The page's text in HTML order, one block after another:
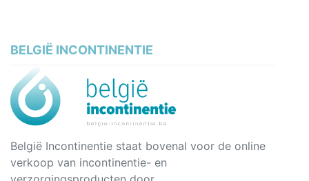
BELGIË INCONTINENTIE
België Incontinentie staat bovenal voor de online
verkoop van incontinentie- en